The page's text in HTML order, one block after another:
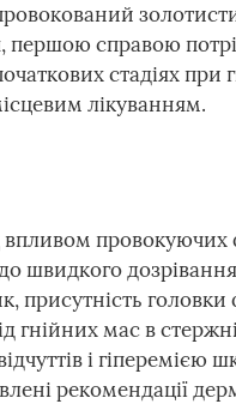
справою
стадіях при
лікуванням.
впливом провокуючих
швидкого
присутність
гнійних мас в
і гіперемією
рекомендації